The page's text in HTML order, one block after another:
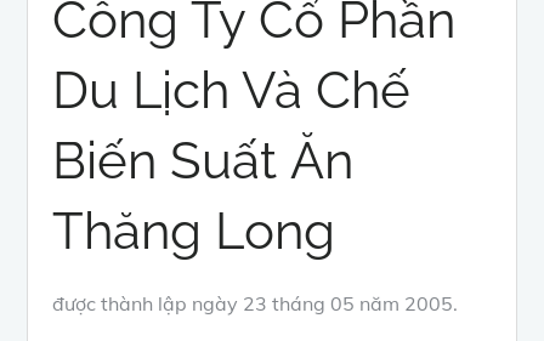
Công Ty Cổ Phần
Du Lịch Và Chế
Biến Suất Ăn
Thăng Long
được thành lập ngày 23 tháng 05 năm 2005.